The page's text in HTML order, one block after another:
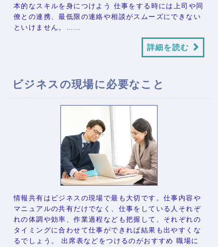
本的なスキルを身につけよう 仕事をする時には上司や同
僚との連携、最低限の連絡や相談がスムーズにできない
といけません。……
詳細を読む
ビジネスの現場に必要なこと
情報共有はビジネスの現場で最も大切です。仕事内容や
マニュアルの共有だけでなく、仕事をしている人それぞ
れの体調や効率、作業過程なども把握して、それぞれの
タイミングに合わせて仕事ができれば結果も出やすくな
るでしょう。 出席表などをつけるのがおすすめ 職場に